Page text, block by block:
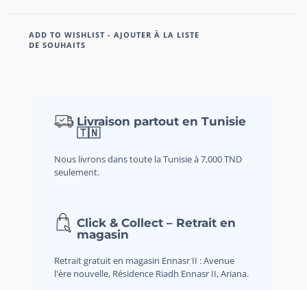
ADD TO WISHLIST - AJOUTER À LA LISTE
DE SOUHAITS
Livraison partout en Tunisie
🇹🇳
Nous livrons dans toute la Tunisie à 7,000 TND
seulement.
Click & Collect – Retrait en
magasin
Retrait gratuit en magasin Ennasr II : Avenue
l'ère nouvelle, Résidence Riadh Ennasr II, Ariana.